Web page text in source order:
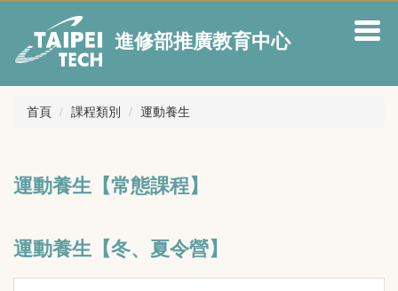
內
進修部推廣教育中心
首頁 課程類別 運動養生
運動養生【常態課程】
運動養生【冬、夏令營】